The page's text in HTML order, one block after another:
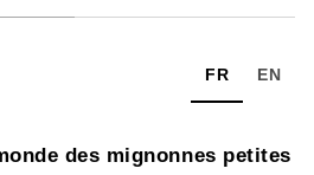
FR EN
des mignonnes petites